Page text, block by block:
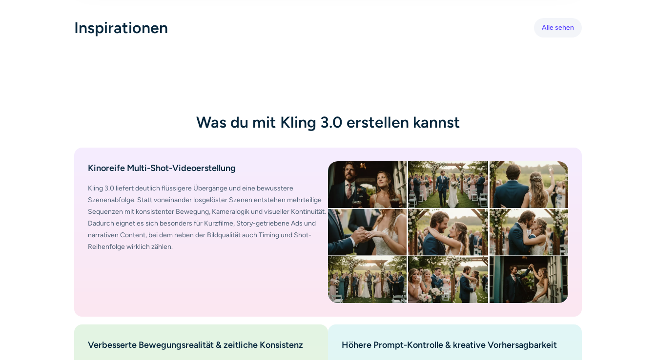
Inspirationen Alle sehen
Was du mit Kling 3.0 erstellen kannst
Kinoreife Multi-Shot-Videoerstellung
Kling 3.0 liefert deutlich flüssigere Übergänge und eine bewusstere
Szenenabfolge. Statt voneinander losgelöster Szenen entstehen mehrteilige
Sequenzen mit konsistenter Bewegung, Kameralogik und visueller Kontinuität.
Dadurch eignet es sich besonders für Kurzfilme, Story-getriebene Ads und
narrativen Content, bei dem neben der Bildqualität auch Timing und Shot-
Reihenfolge wirklich zählen.
Verbesserte Bewegungsrealität & zeitliche Konsistenz Höhere Prompt-Kontrolle & kreative Vorhersagbarkeit